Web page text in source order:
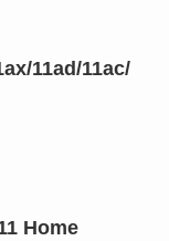
11ad/11ac/
Home